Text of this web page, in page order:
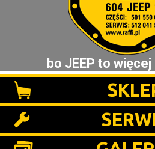
bo JEEP to więcej